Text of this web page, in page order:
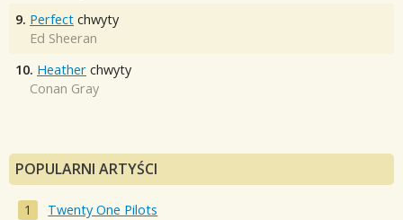
9. Perfect chwyty
Ed Sheeran
10. Heather chwyty
Conan Gray
POPULARNI ARTYŚCI
Twenty One Pilots